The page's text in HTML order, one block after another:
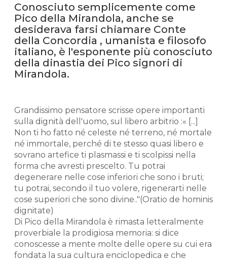
Conosciuto semplicemente come
Pico della Mirandola, anche se
desiderava farsi chiamare Conte
della Concordia , umanista e filosofo
italiano, è l'esponente più conosciuto
della dinastia dei Pico signori di
Mirandola.
Grandissimo pensatore scrisse opere importanti
sulla dignità dell'uomo, sul libero arbitrio :« [...]
Non ti ho fatto né celeste né terreno, né mortale
né immortale, perché di te stesso quasi libero e
sovrano artefice ti plasmassi e ti scolpissi nella
forma che avresti prescelto. Tu potrai
degenerare nelle cose inferiori che sono i bruti;
tu potrai, secondo il tuo volere, rigenerarti nelle
cose superiori che sono divine.."(Oratio de hominis
dignitate)
Di Pico della Mirandola è rimasta letteralmente
proverbiale la prodigiosa memoria: si dice
conoscesse a mente molte delle opere su cui era
fondata la sua cultura enciclopedica e che